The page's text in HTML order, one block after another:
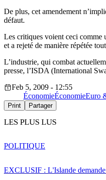
De plus, cet amendement
défaut.
Les critiques voient ceci comme
et a rejeté de manière répétée
L’industrie, qui combat
presse, l’ISDA (International
Feb 5, 2009 - 12:55
ÉconomieÉconomieEuro
Print Partager
LES PLUS LUS
EXCLUSIF : L'Islande demande
POLITIQUE